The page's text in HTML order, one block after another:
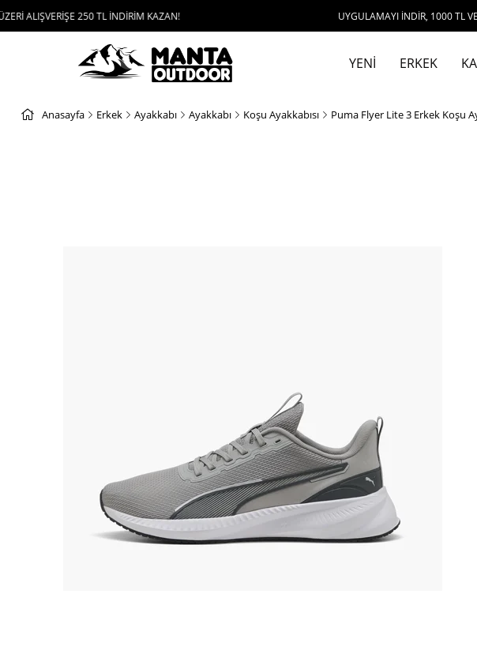
250 TL İNDİRİM KAZAN! UYGULAMAYI İNDİR, 1000 TL VE ÜZERİ
YENİ ERKEK
Anasayfa Erkek Ayakkabı Ayakkabı Koşu Ayakkabısı Puma Flyer Lite 3 Erkek Koşu